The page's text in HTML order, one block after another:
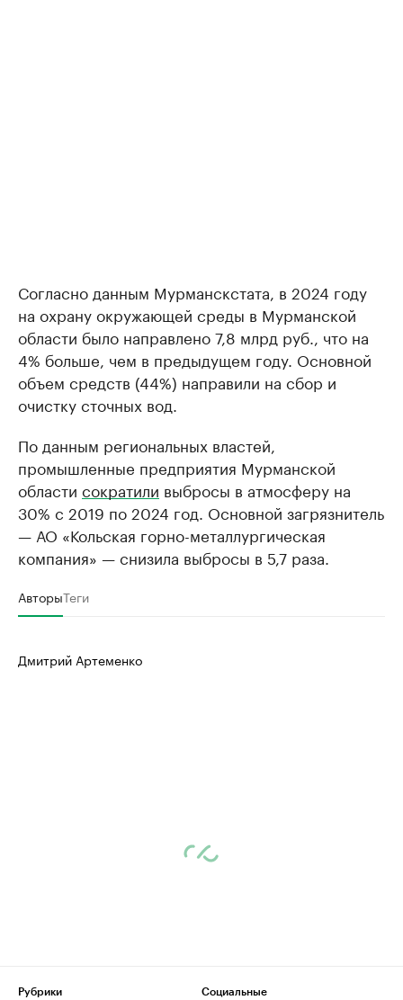
Согласно данным Мурманскстата, в 2024 году
на охрану окружающей среды в Мурманской
области было направлено 7,8 млрд руб., что на
4% больше, чем в предыдущем году. Основной
объем средств (44%) направили на сбор и
очистку сточных вод.
По данным региональных властей,
промышленные предприятия Мурманской
области сократили выбросы в атмосферу на
30% с 2019 по 2024 год. Основной загрязнитель
— АО «Кольская горно-металлургическая
компания» — снизила выбросы в 5,7 раза.
АвторыТеги
Дмитрий Артеменко
Рубрики
Социальные